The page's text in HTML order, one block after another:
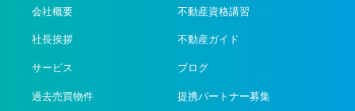
会社概要
社長挨拶
サービス
過去売買物件
不動産資格講習
不動産ガイド
ブログ
提携パートナー募集